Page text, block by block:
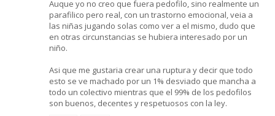
Auque yo no creo que fuera pedofilo, sino realmente un
parafilico pero real, con un trastorno emocional, veia a
las niñas jugando solas como ver a el mismo, dudo que
en otras circunstancias se hubiera interesado por un
niño.
Asi que me gustaria crear una ruptura y decir que todo
esto se ve machado por un 1% desviado que mancha a
todo un colectivo mientras que el 99% de los pedofilos
son buenos, decentes y respetuosos con la ley.